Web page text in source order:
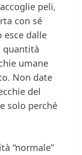
peli,
con sé
dalle
quantità
umane
Non date
del
solo perché
“normale”